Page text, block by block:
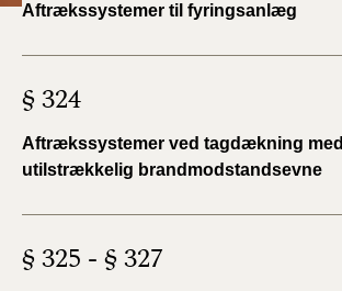
BR18 (4/7-31/12
BR18 (1/1-4/7 2019)
BR18 (1/7-31/12
2018)
2018)
Aftrækssystemer til fyringsanlæg
§ 324
Aftrækssystemer ved tagdækning med
utilstrækkelig brandmodstandsevne
§ 325 - § 327